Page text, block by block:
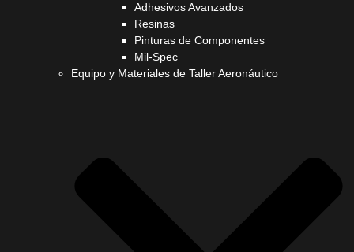
Adhesivos Avanzados
Resinas
Pinturas de Componentes
Mil-Spec
Equipo y Materiales de Taller Aeronáutico